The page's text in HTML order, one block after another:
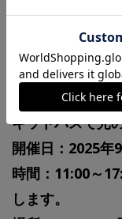
なお、G.Itoya 7
施いたしますの
皆様のご来店を
キットパスで光
開催日：2025年
時間：11:00～
します。